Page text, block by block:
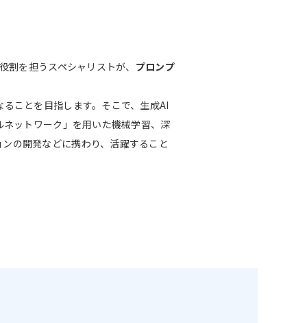
を担うスペシャリストが、 プロンプ
ことを目指します。そこで、生成AI
ットワーク」を用いた機械学習、深
の開発などに携わり、活躍すること